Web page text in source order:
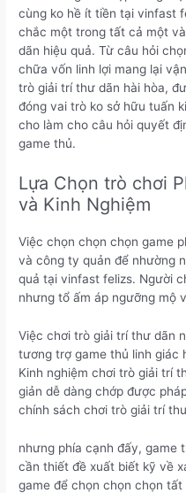
cùng ko hề ít tiền tại vinfast
chắc một trong tất cả một
dãn hiệu quả. Từ câu hỏi
chữa vốn linh lợi mang lại
trò giải trí thư dãn hài hòa,
đóng vai trò ko sở hữu tuấn
cho làm cho câu hỏi quyết
game thủ.
Lựa Chọn trò chơi
và Kinh Nghiệm
Việc chọn chọn chọn game
và công ty quản để nhường
quả tại vinfast felizs. Người
nhưng tổ ấm áp ngưỡng mộ
Việc chơi trò giải trí thư dãn
tương trợ game thủ linh giác
Kinh nghiệm chơi trò giải trí
giản dễ dàng chớp được
chính sách chơi trò giải trí
nhưng phía cạnh đấy, game
cần thiết đề xuất biết kỹ về
game để chọn chọn chọn